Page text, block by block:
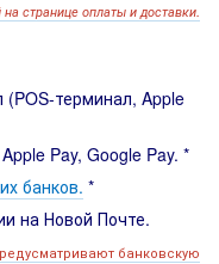
странице оплаты и доставки.
(POS-терминал, Apple
Pay, Google Pay. *
банков. *
на Новой Почте.
банковскую